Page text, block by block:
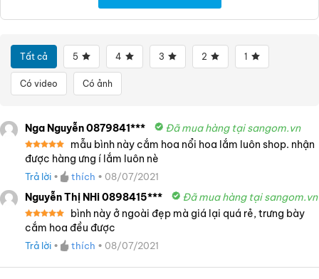
Tất cả 5 4 3 2 1
Có video Có ảnh
Nga Nguyễn 0879841*** Đã mua hàng tại sangom.vn
Được xếp
hạng5 5
mẫu bình này cắm hoa nổi hoa lắm luôn shop. nhận
được hàng ưng í lắm luôn nè
Trả lời • thích • 08/07/2021
Nguyễn Thị NHi 0898415*** Đã mua hàng tại sangom.vn
Được xếp
hạng5 5
bình này ở ngoài đẹp mà giá lại quá rẻ, trưng bày
cắm hoa đều được
Trả lời • thích • 08/07/2021